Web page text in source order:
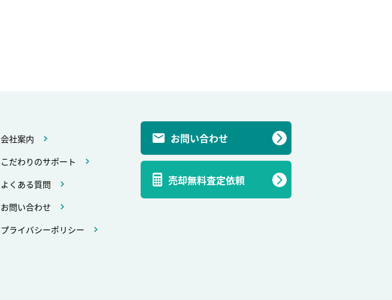
会社案内
こだわりのサポート
よくある質問
お問い合わせ
プライバシーポリシー
お問い合わせ
売却無料査定依頼